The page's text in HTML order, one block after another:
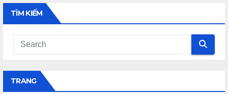
TÌM KIẾM
TRANG